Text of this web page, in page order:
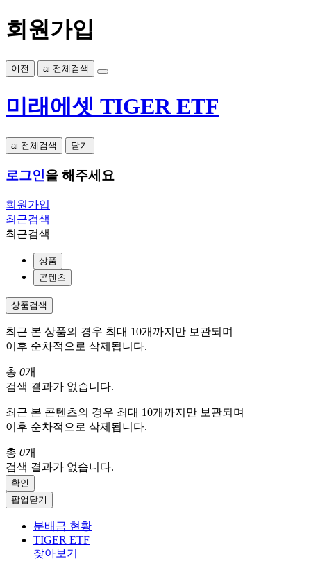
회원가입
이전 ai 전체검색
미래에셋 TIGER ETF
ai 전체검색 닫기
로그인을 해주세요
회원가입
최근검색
최근검색
상품
콘텐츠
상품검색
최근 본 상품의 경우 최대 10개까지만 보관되며
이후 순차적으로 삭제됩니다.
총 0개
검색 결과가 없습니다.
최근 본 콘텐츠의 경우 최대 10개까지만 보관되며
이후 순차적으로 삭제됩니다.
총 0개
검색 결과가 없습니다.
확인
팝업닫기
분배금 현황
TIGER ETF
찾아보기